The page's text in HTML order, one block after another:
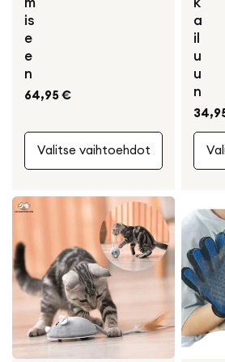
is
e
e
n
Normaali
64,95 €
Valitse vaihtoehdot
a
il
u
u
n
hinta